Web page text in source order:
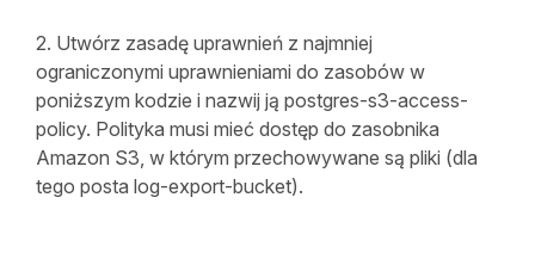
2. Utwórz zasadę uprawnień z najmniej
ograniczonymi uprawnieniami do zasobów w
poniższym kodzie i nazwij ją postgres-s3-access-
policy. Polityka musi mieć dostęp do zasobnika
Amazon S3, w którym przechowywane są pliki (dla
tego posta log-export-bucket).